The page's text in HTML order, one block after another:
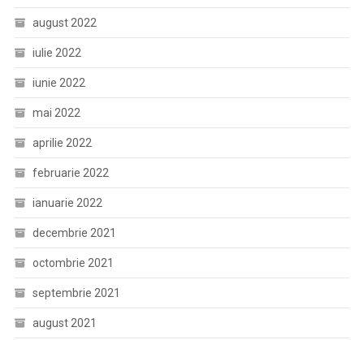
august 2022
iulie 2022
iunie 2022
mai 2022
aprilie 2022
februarie 2022
ianuarie 2022
decembrie 2021
octombrie 2021
septembrie 2021
august 2021